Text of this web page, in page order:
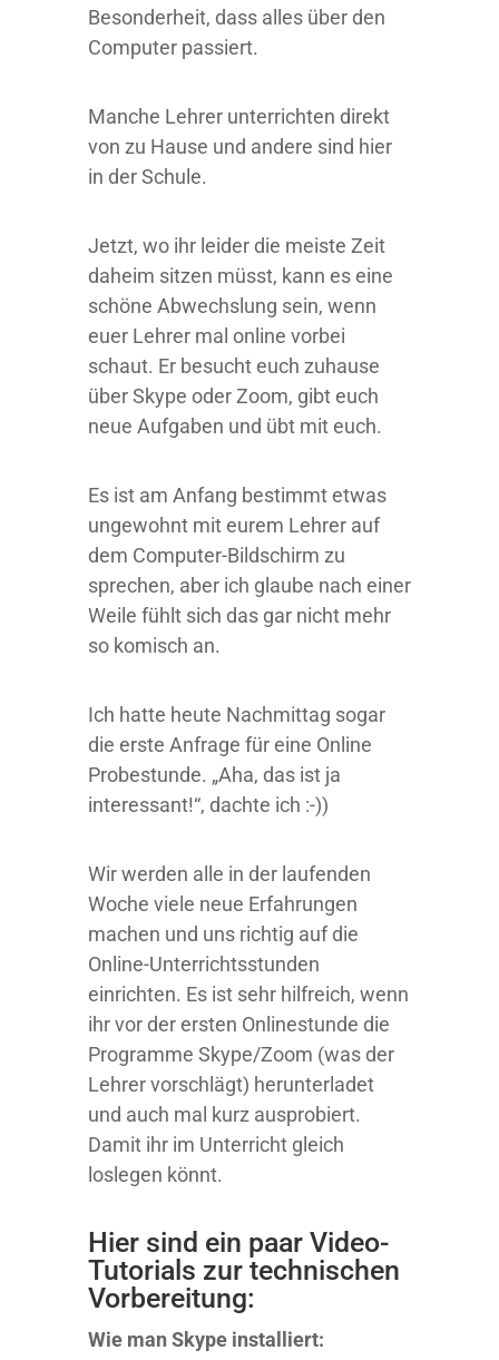
Besonderheit, dass alles über den
Computer passiert.
Manche Lehrer unterrichten direkt
von zu Hause und andere sind hier
in der Schule.
Jetzt, wo ihr leider die meiste Zeit
daheim sitzen müsst, kann es eine
schöne Abwechslung sein, wenn
euer Lehrer mal online vorbei
schaut. Er besucht euch zuhause
über Skype oder Zoom, gibt euch
neue Aufgaben und übt mit euch.
Es ist am Anfang bestimmt etwas
ungewohnt mit eurem Lehrer auf
dem Computer-Bildschirm zu
sprechen, aber ich glaube nach einer
Weile fühlt sich das gar nicht mehr
so komisch an.
Ich hatte heute Nachmittag sogar
die erste Anfrage für eine Online
Probestunde. „Aha, das ist ja
interessant!“, dachte ich :-))
Wir werden alle in der laufenden
Woche viele neue Erfahrungen
machen und uns richtig auf die
Online-Unterrichtsstunden
einrichten. Es ist sehr hilfreich, wenn
ihr vor der ersten Onlinestunde die
Programme Skype/Zoom (was der
Lehrer vorschlägt) herunterladet
und auch mal kurz ausprobiert.
Damit ihr im Unterricht gleich
loslegen könnt.
Hier sind ein paar Video-
Tutorials zur technischen
Vorbereitung:
Wie man Skype installiert: